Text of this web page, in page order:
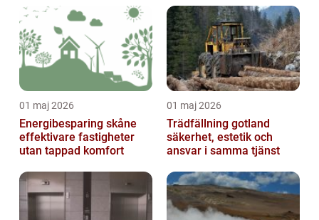
01 maj 2026
Energibesparing skåne
effektivare fastigheter
utan tappad komfort
01 maj 2026
Trädfällning gotland
säkerhet, estetik och
ansvar i samma tjänst